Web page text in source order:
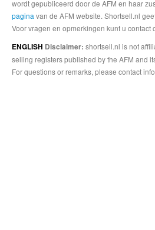
wordt gepubliceerd door de AFM en haar
pagina van de AFM website. Shortsell.nl
Voor vragen en opmerkingen kunt u
ENGLISH Disclaimer: shortsell.nl is not
selling registers published by the AFM and
For questions or remarks, please contact